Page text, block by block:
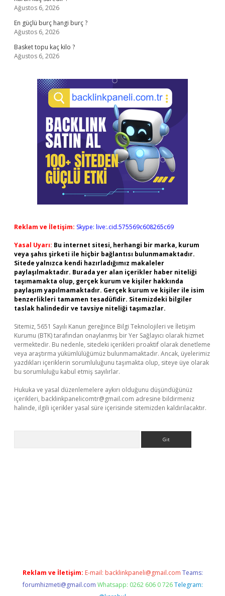
Ağustos 6, 2026
En güçlü burç hangi burç ?
Ağustos 6, 2026
Basket topu kaç kilo ?
Ağustos 6, 2026
Reklam ve İletişim: Skype: live:.cid.575569c608265c69
Yasal Uyarı: Bu internet sitesi, herhangi bir marka, kurum
veya şahıs şirketi ile hiçbir bağlantısı bulunmamaktadır.
Sitede yalnızca kendi hazırladığımız makaleler
paylaşılmaktadır. Burada yer alan içerikler haber niteliği
taşımamakta olup, gerçek kurum ve kişiler hakkında
paylaşım yapılmamaktadır. Gerçek kurum ve kişiler ile isim
benzerlikleri tamamen tesadüfidir. Sitemizdeki bilgiler
taslak halindedir ve tavsiye niteliği taşımazlar.
Sitemiz, 5651 Sayılı Kanun gereğince Bilgi Teknolojileri ve İletişim
Kurumu (BTK) tarafından onaylanmış bir Yer Sağlayıcı olarak hizmet
vermektedir. Bu nedenle, sitedeki içerikleri proaktif olarak denetleme
veya araştırma yükümlülüğümüz bulunmamaktadır. Ancak, üyelerimiz
yazdıkları içeriklerin sorumluluğunu taşımakta olup, siteye üye olarak
bu sorumluluğu kabul etmiş sayılırlar.
Hukuka ve yasal düzenlemelere aykırı olduğunu düşündüğünüz
içerikleri, backlinkpanelicomtr@gmail.com adresine bildirmeniz
halinde, ilgili içerikler yasal süre içerisinde sitemizden kaldırılacaktır.
Reklam ve İletişim: E-mail: backlinkpaneli@gmail.com Teams:
forumhizmeti@gmail.com Whatsapp: 0262 606 0 726 Telegram: